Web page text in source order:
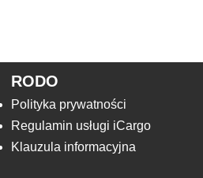
RODO
Polityka prywatności
Regulamin usługi iCargo
Klauzula informacyjna